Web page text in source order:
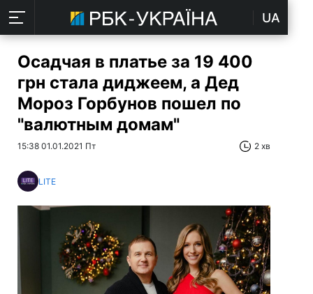
UA
Осадчая в платье за 19 400
грн стала диджеем, а Дед
Мороз Горбунов пошел по
"валютным домам"
15:38 01.01.2021 Пт 2 хв
LITE